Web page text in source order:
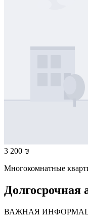
3 200 ₪
Многокомнатные
Долгосрочная
ВАЖНАЯ ИНФОРМАЦИЯ.